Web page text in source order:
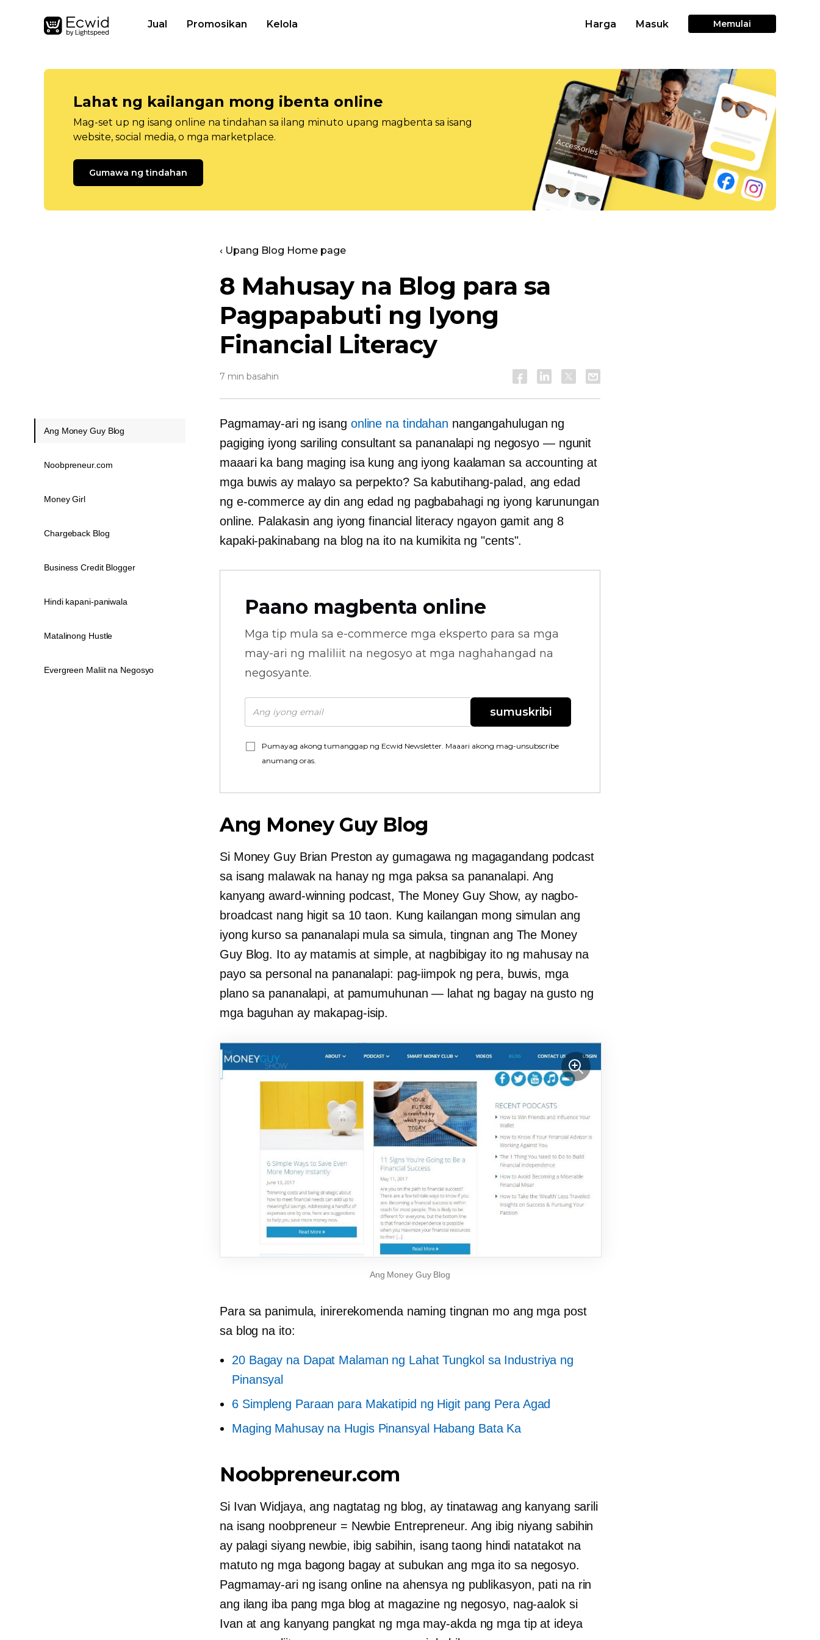
Jual Promosikan Kelola Harga Masuk Memulai
Lahat ng kailangan mong ibenta online
Mag-set up ng isang online na tindahan sa ilang minuto upang magbenta sa isang
website, social media, o mga marketplace.
Gumawa ng tindahan
‹ Upang Blog Home page
8 Mahusay na Blog para sa
Pagpapabuti ng Iyong
Financial Literacy
7 min basahin
Pagmamay-ari ng isang online na tindahan nangangahulugan ng
pagiging iyong sariling consultant sa pananalapi ng negosyo — ngunit
maaari ka bang maging isa kung ang iyong kaalaman sa accounting at
mga buwis ay malayo sa perpekto? Sa kabutihang-palad, ang edad
ng e-commerceay din ang edad ng pagbabahagi ng iyong karunungan
online. Palakasin ang iyong financial literacy ngayon gamit ang 8
kapaki-pakinabang na blog na ito na kumikita ng "cents".
Paano magbenta online
Mga tip mula sa e-commerce mga eksperto para sa mga
may-ari ng maliliit na negosyo at mga naghahangad na
negosyante.
sumuskribi
Pumayag akong tumanggap ng Ecwid Newsletter. Maaari akong mag-unsubscribe
anumang oras.
Ang Money Guy Blog
Si Money Guy Brian Preston ay gumagawa ng magagandang podcast
sa isang malawak na hanay ng mga paksa sa pananalapi. Ang
kanyangaward-winning podcast, The Money Guy Show, ay nagbo-
broadcast nang higit sa 10 taon. Kung kailangan mong simulan ang
iyong kurso sa pananalapi mula sa simula, tingnan ang The Money
Guy Blog. Ito ay matamis at simple, at nagbibigay ito ng mahusay na
payo sa personal na pananalapi: pag-iimpok ng pera, buwis, mga
plano sa pananalapi, at pamumuhunan — lahat ng bagay na gusto ng
mga baguhan ay makapag-isip.
Ang Money Guy Blog
Para sa panimula, inirerekomenda naming tingnan mo ang mga post
sa blog na ito:
20 Bagay na Dapat Malaman ng Lahat Tungkol sa Industriya ng
Pinansyal
6 Simpleng Paraan para Makatipid ng Higit pang Pera Agad
Maging Mahusay na Hugis Pinansyal Habang Bata Ka
Noobpreneur.com
Si Ivan Widjaya, ang nagtatag ng blog, ay tinatawag ang kanyang sarili
na isang noobpreneur = Newbie Entrepreneur. Ang ibig niyang sabihin
ay palagi siyang newbie, ibig sabihin, isang taong hindi natatakot na
matuto ng mga bagong bagay at subukan ang mga ito sa negosyo.
Pagmamay-ari ng isang online na ahensya ng publikasyon, pati na rin
ang ilang iba pang mga blog at magazine ng negosyo, nag-aalok si
Ivan at ang kanyang pangkat ng mga may-akda ng mga tip at ideya
Ang Money Guy Blog
Noobpreneur.com
Money Girl
Chargeback Blog
Business Credit Blogger
Hindi kapani-paniwala
Matalinong Hustle
Evergreen Maliit na Negosyo